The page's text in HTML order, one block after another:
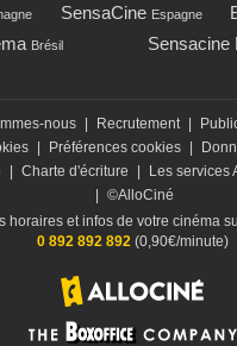
SensaCine Espagne
Brésil Sensacine
nous | Recrutement |
| Préférences cookies |
| Charte d'écriture | Les services
| ©AlloCiné
horaires et infos de votre cinéma
0 892 892 892 (0,90€/minute)